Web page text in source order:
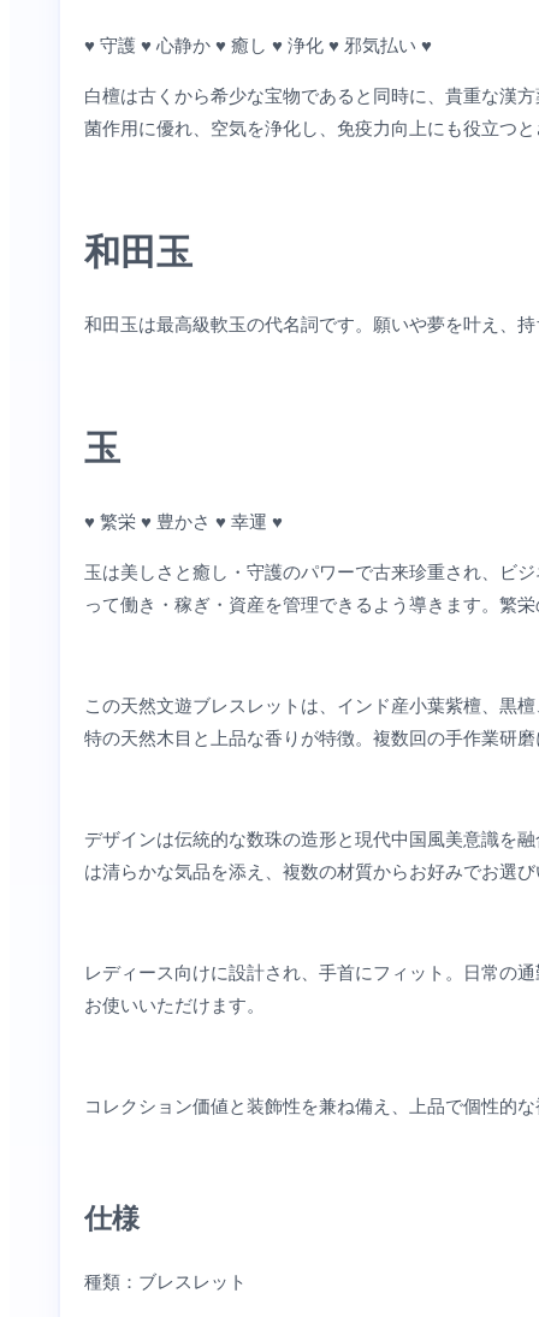
♥ 守護 ♥ 心静か ♥ 癒し ♥ 浄化 ♥ 邪気払い ♥
白檀は古くから希少な宝物であると同時に、貴重な漢
菌作用に優れ、空気を浄化し、免疫力向上にも役立つ
和田玉
和田玉は最高級軟玉の代名詞です。願いや夢を叶え、
玉
♥ 繁栄 ♥ 豊かさ ♥ 幸運 ♥
玉は美しさと癒し・守護のパワーで古来珍重され、ビ
って働き・稼ぎ・資産を管理できるよう導きます。繁
この天然文遊ブレスレットは、インド産小葉紫檀、黒
特の天然木目と上品な香りが特徴。複数回の手作業研
デザインは伝統的な数珠の造形と現代中国風美意識を
は清らかな気品を添え、複数の材質からお好みでお選
レディース向けに設計され、手首にフィット。日常の
お使いいただけます。
コレクション価値と装飾性を兼ね備え、上品で個性的
仕様
種類：ブレスレット